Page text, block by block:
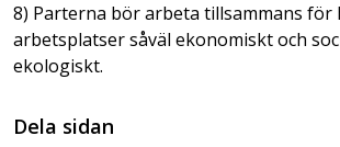
8) Parterna bör arbeta tillsammans för
arbetsplatser såväl ekonomiskt och
ekologiskt.
Dela sidan